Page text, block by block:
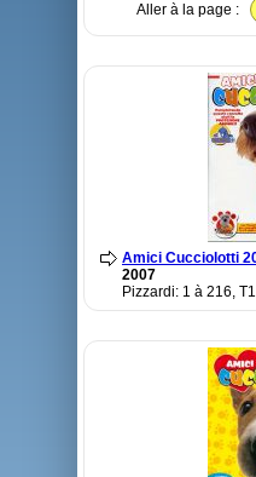
Aller à la page :
Amici Cucciolotti
2007
Pizzardi: 1 à 216,